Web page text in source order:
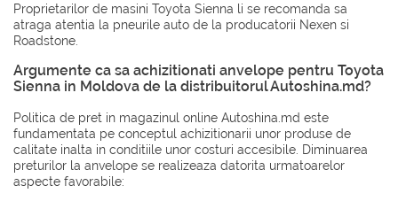
Proprietarilor de masini Toyota Sienna li se recomanda sa
atraga atentia la pneurile auto de la producatorii Nexen si
Roadstone
Argumente ca sa achizitionati anvelope pentru Toyota
Sienna in Moldova de la distribuitorul Autoshina.md?
Politica de pret in magazinul online Autoshina.md este
fundamentata pe conceptul achizitionarii unor produse de
calitate inalta in conditiile unor costuri accesibile. Diminuarea
preturilor la anvelope se realizeaza datorita urmatoarelor
aspecte favorabile: